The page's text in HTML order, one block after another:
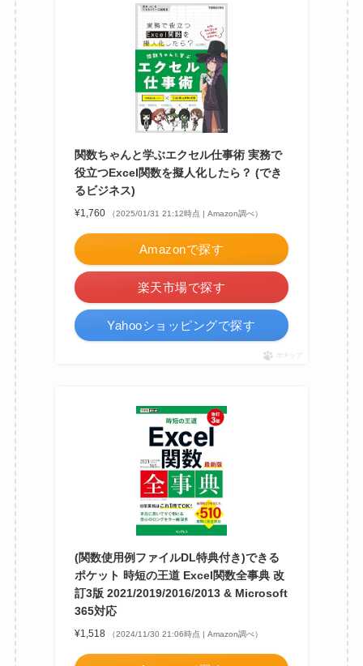
関数ちゃんと学ぶエクセル仕事術 実務で
役立つExcel関数を擬人化したら？ (でき
るビジネス)
¥1,760 （2025/01/31 21:12時点 | Amazon調べ）
Amazonで探す
楽天市場で探す
Yahooショッピングで探す
ポチップ
(関数使用例ファイルDL特典付き)できる
ポケット 時短の王道 Excel関数全事典 改
訂3版 2021/2019/2016/2013 & Microsoft
365対応
¥1,518 （2024/11/30 21:06時点 | Amazon調べ）